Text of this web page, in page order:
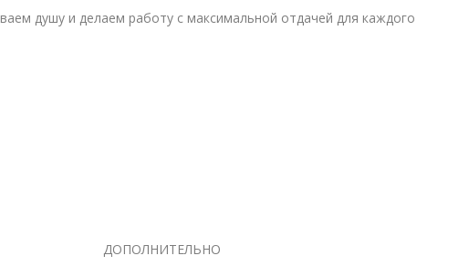
душу и делаем работу с максимальной отдачей для каждого
ДОПОЛНИТЕЛЬНО